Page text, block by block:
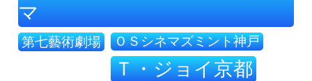
マ
第七藝術劇場 ＯＳシネマズミント神戸
Ｔ・ジョイ京都